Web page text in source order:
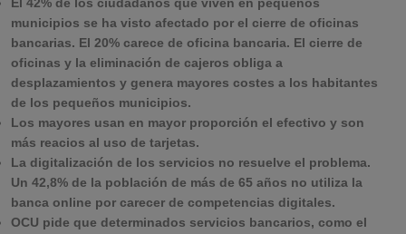
municipios se ha visto afectado por el cierre de oficinas
bancarias. El 20% carece de oficina bancaria. El cierre de
oficinas y la eliminación de cajeros obliga a
desplazamientos y genera mayores costes a los habitantes
de los pequeños municipios.
Los mayores usan en mayor proporción el efectivo y son
más reacios al uso de tarjetas.
La digitalización de los servicios no resuelve el problema.
Un 42,8% de la población de más de 65 años no utiliza la
banca online por carecer de competencias digitales.
OCU pide que determinados servicios bancarios, como el